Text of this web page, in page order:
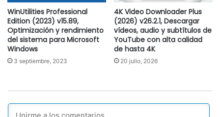
WinUtilities Professional
Edition (2023) v15.89,
Optimización y rendimiento
del sistema para Microsoft
Windows
3 septiembre, 2023
4K Video Downloader Plus
(2026) v26.2.1, Descargar
vídeos, audio y subtítulos de
YouTube con alta calidad
de hasta 4K
20 julio, 2026